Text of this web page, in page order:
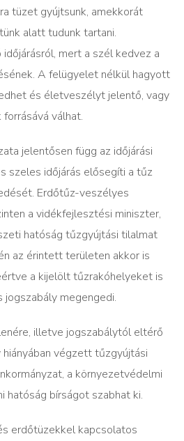
tüzet gyújtsunk, amekkorát
alatt tudunk tartani.
mert a szél kedvez a
A felügyelet nélkül hagyott
és életveszélyt jelentő, vagy
válhat.
jelentősen függ az időjárási
szeles időjárás elősegíti a tűz
Erdőtűz-veszélyes
a vidékfejlesztési miniszter,
hatóság tűzgyújtási tilalmat
az érintett területen akkor is
a kijelölt tűzrakóhelyeket is
jogszabály megengedi.
illetve jogszabálytól eltérő
végzett tűzgyújtási
a környezetvédelmi
hatóság bírságot szabhat ki.
erdőtüzekkel kapcsolatos